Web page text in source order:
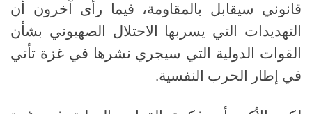
قانوني سيقابل بالمقاومة، فيما رأى آخرون أن
التهديدات التي يسربها الاحتلال الصهيوني بشأن
القوات الدولية التي سيجري نشرها في غزة تأتي
في إطار الحرب النفسية.